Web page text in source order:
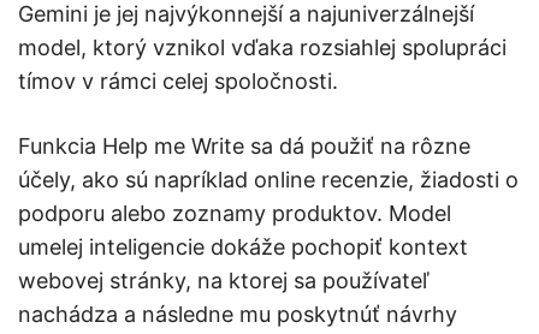
Gemini je jej najvýkonnejší a najuniverzálnejší
model, ktorý vznikol vďaka rozsiahlej spolupráci
tímov v rámci celej spoločnosti.
Funkcia Help me Write sa dá použiť na rôzne
účely, ako sú napríklad online recenzie, žiadosti o
podporu alebo zoznamy produktov. Model
umelej inteligencie dokáže pochopiť kontext
webovej stránky, na ktorej sa používateľ
nachádza a následne mu poskytnúť návrhy